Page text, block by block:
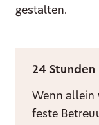
gestalten.
24
Wenn allein
feste